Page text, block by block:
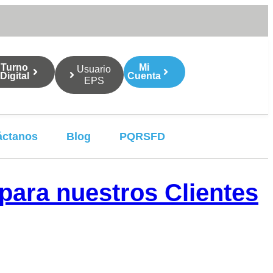
Turno
Digital
Usuario
EPS
Mi
Cuenta
Blog PQRSFD
nuestros Clientes